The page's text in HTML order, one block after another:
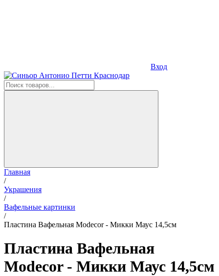
Вход
Главная
/
Украшения
/
Вафельные картинки
/
Пластина Вафельная Modecor - Микки Маус 14,5см
Пластина Вафельная
Modecor - Микки Маус 14,5см